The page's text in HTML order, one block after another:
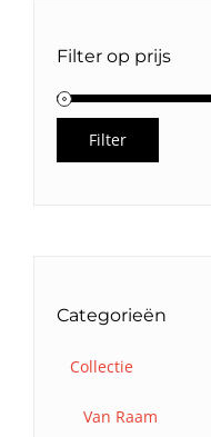
Filter op prijs
Max.
Filter
Categorieën
Collectie
Van Raam